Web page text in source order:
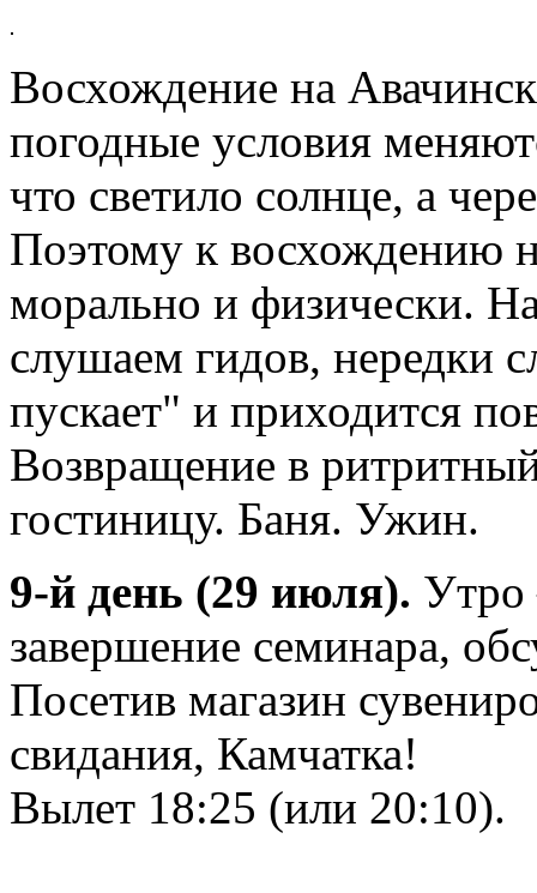
Восхождение на
погодные условия
что светило солнце, а
Поэтому к восхождению
морально и физически.
слушаем гидов, нередки
пускает" и приходится
Возвращение в
гостиницу. Баня. Ужин.
9-й день (29 июля). Утро
завершение семинара,
Посетив магазин
свидания, Камчатка!
Вылет 18:25 (или 20:10).